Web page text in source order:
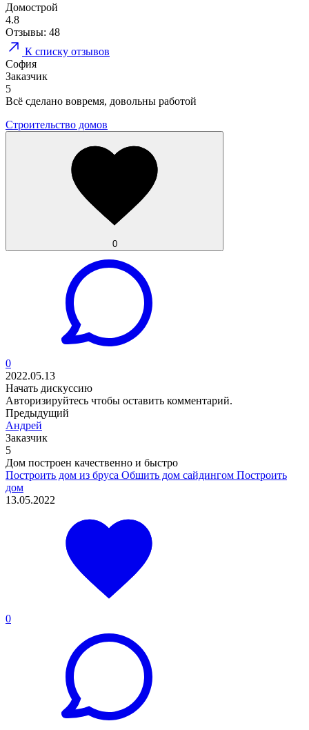
Домострой
4.8
Отзывы: 48
К списку отзывов
София
Заказчик
5
Всё сделано вовремя, довольны работой
Строительство домов
0
0
2022.05.13
Начать дискуссию
Авторизируйтесь чтобы оставить комментарий.
Предыдущий
Андрей
Заказчик
5
Дом построен качественно и быстро
Построить дом из бруса Обшить дом сайдингом Построить
дом
13.05.2022
0